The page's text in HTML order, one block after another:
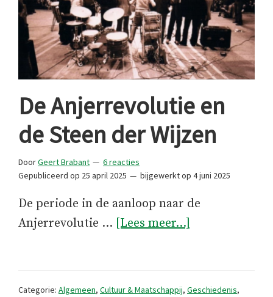
De Anjerrevolutie en
de Steen der Wijzen
DoorGeert Brabant
6 reacties
Gepubliceerd op 25 april 2025 bijgewerkt op 4 juni 2025
De periode in de aanloop naar de
Anjerrevolutie … [Lees meer...]
Categorie: Algemeen, Cultuur & Maatschappij, Geschiedenis,